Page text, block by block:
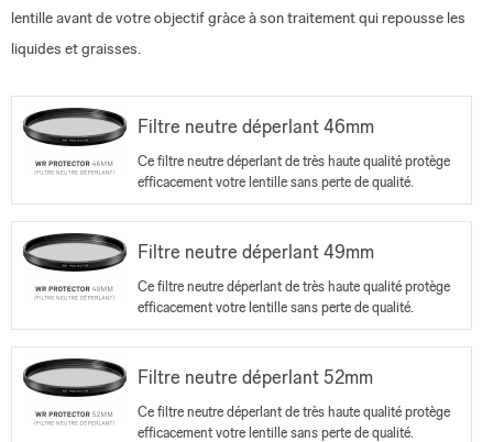
lentille avant de votre objectif gràce à son traitement qui repousse les
liquides et graisses.
Filtre neutre déperlant 46mm
Ce filtre neutre déperlant de très haute qualité protège
efficacement votre lentille sans perte de qualité.
Filtre neutre déperlant 49mm
Ce filtre neutre déperlant de très haute qualité protège
efficacement votre lentille sans perte de qualité.
Filtre neutre déperlant 52mm
Ce filtre neutre déperlant de très haute qualité protège
efficacement votre lentille sans perte de qualité.